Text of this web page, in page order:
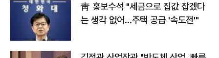
靑 홍보수석 "세금으로 집값 잡겠다
는 생각 없어…주택 공급 '속도전'"